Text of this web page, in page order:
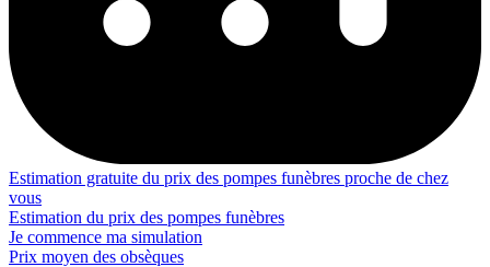
Estimation gratuite du prix des pompes funèbres proche de chez
vous
Estimation du prix des pompes funèbres
Je commence ma simulation
Prix moyen des obsèques